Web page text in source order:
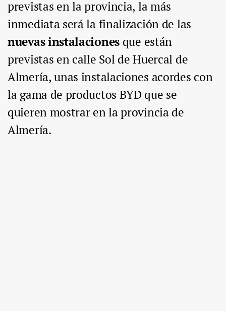
previstas en la provincia, la más
inmediata será la finalización de las
nuevas instalaciones que están
previstas en calle Sol de Huercal de
Almería, unas instalaciones acordes con
la gama de productos BYD que se
quieren mostrar en la provincia de
Almería.